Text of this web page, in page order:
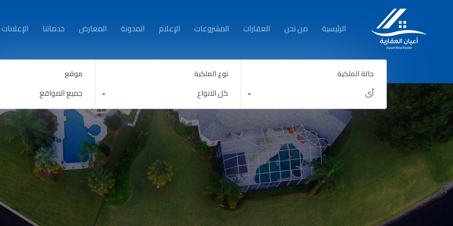
الرئيسية من نحن العقارات المشروعات الإعلام المدونة الرئيسية من نحن العقارات المشروعات الإعلام المدونة المعارض خدماتنا الإعلانات
حالة الملكية
أي
نوع الملكية
كل الانواع
موقع
جميع المواقع